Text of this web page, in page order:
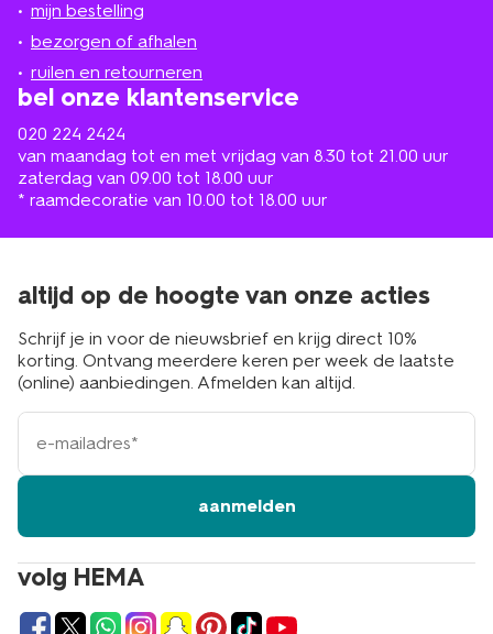
mijn bestelling
bezorgen of afhalen
ruilen en retourneren
bel onze klantenservice
020 224 2424
van maandag tot en met vrijdag van 8.30 tot 21.00 uur
zaterdag van 09.00 tot 18.00 uur
* raamdecoratie van 10.00 tot 18.00 uur
in
de
buurt
volg HEMA
altijd op de hoogte van onze acties
Schrijf je in voor de nieuwsbrief en krijg direct 10%
korting. Ontvang meerdere keren per week de laatste
(online) aanbiedingen. Afmelden kan altijd.
e-
mailadres
aanmelden